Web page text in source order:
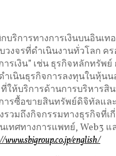
บริการทางการเงินบนอินเท
วงจรที่ดำเนินงานทั่วโลก ค
รเงิน” เช่น ธุรกิจหลักทรัพย์
ำเนินธุรกิจการลงทุนในหุ้น
ให้บริการด้านการบริหารสิ
ารซื้อขายสินทรัพย์ดิจิทัลแล
รวมถึงกิจกรรมทางธุรกิจที่เ
ทศทางการแพทย์, Web3 แ
www.sbigroup.co.jp/english/